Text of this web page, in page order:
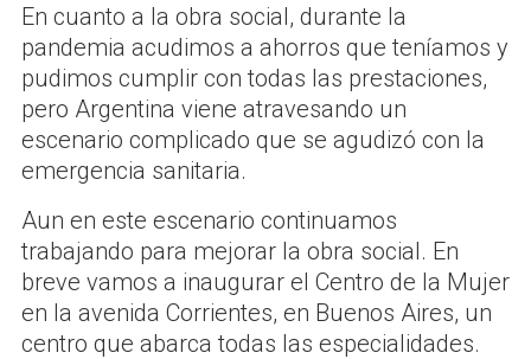
En cuanto a la obra social, durante la
pandemia acudimos a ahorros que teníamos y
pudimos cumplir con todas las prestaciones,
pero Argentina viene atravesando un
escenario complicado que se agudizó con la
emergencia sanitaria.
Aun en este escenario continuamos
trabajando para mejorar la obra social. En
breve vamos a inaugurar el Centro de la Mujer
en la avenida Corrientes, en Buenos Aires, un
centro que abarca todas las especialidades.